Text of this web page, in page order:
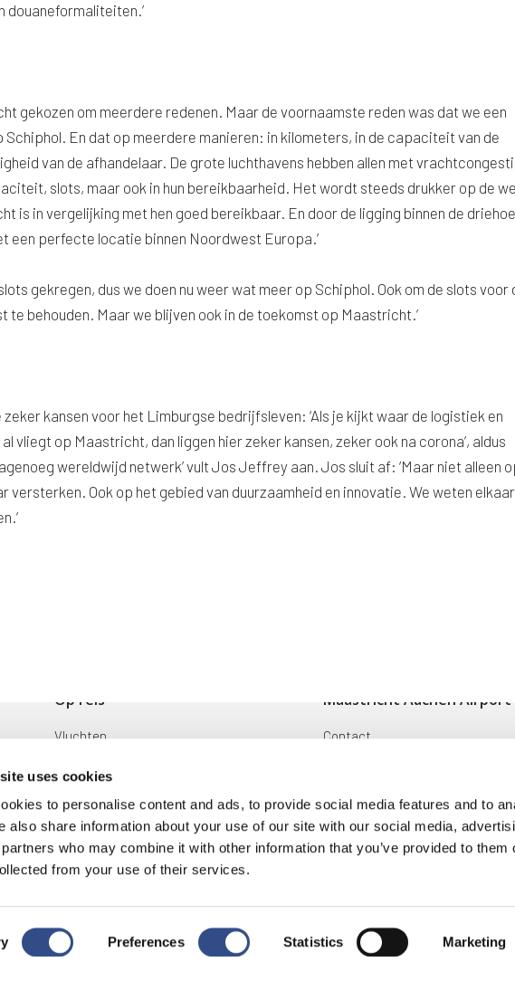
uses cookies
to personalise content and ads, to provide social media features and to
also share information about your use of our site with our social media,
who may combine it with other information that you’ve provided to them
from your use of their services.
Preferences Statistics Marketing
douaneformaliteiten.’
gekozen om meerdere redenen. Maar de voornaamste reden was dat we een
Schiphol. En dat op meerdere manieren: in kilometers, in de capaciteit van de
van de afhandelaar. De grote luchthavens hebben allen met
slots, maar ook in hun bereikbaarheid. Het wordt steeds drukker op de
is in vergelijking met hen goed bereikbaar. En door de ligging binnen de
perfecte locatie binnen Noordwest Europa.’
gekregen, dus we doen nu weer wat meer op Schiphol. Ook om de slots voor
te behouden. Maar we blijven ook in de toekomst op Maastricht.’
kansen voor het Limburgse bedrijfsleven: ‘Als je kijkt waar de logistiek en
vliegt op Maastricht, dan liggen hier zeker kansen, zeker ook na corona’, aldus
wereldwijd netwerk’ vult Jos Jeffrey aan. Jos sluit af: ‘Maar niet alleen
versterken. Ook op het gebied van duurzaamheid en innovatie. We weten elkaar
Op reis
Vluchten
Bestemmingen
Mijn reis
Zoek & Boek
Maastricht Aachen Airport
Contact
Voorwaarden en reglementen
Disclaimer
|Cookieverklaring